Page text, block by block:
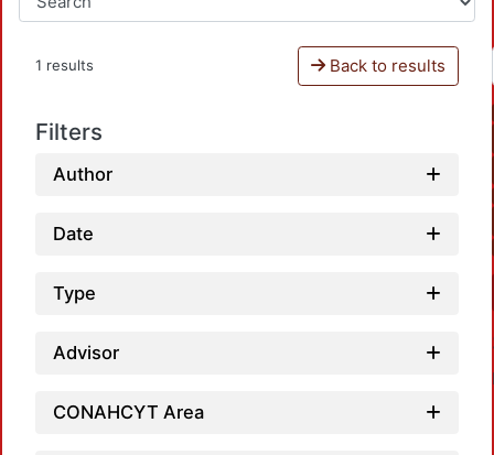
1 results Back to results
Filters
Author
Date
Type
Advisor
CONAHCYT Area